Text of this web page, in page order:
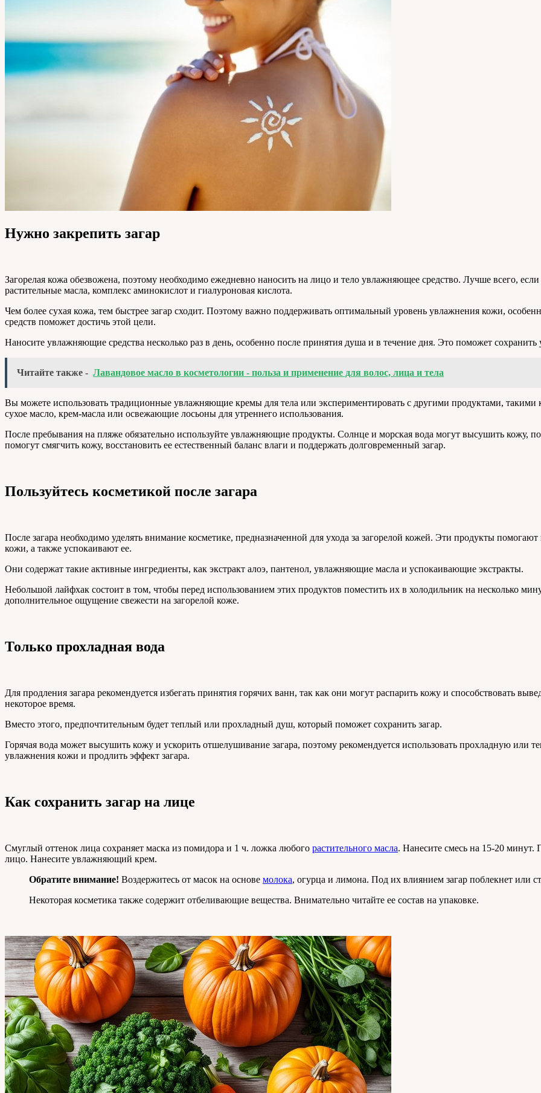
Нужно закрепить загар
Загорелая кожа обезвожена, поэтому необходимо ежедневно наносить на лицо и тело увлажняющее средство. Лучше всего,
растительные масла, комплекс аминокислот и гиалуроновая кислота.
Чем более сухая кожа, тем быстрее загар сходит. Поэтому важно поддерживать оптимальный уровень увлажнения кожи,
средств поможет достичь этой цели.
Наносите увлажняющие средства несколько раз в день, особенно после принятия душа и в течение дня. Это поможет
Читайте также - Лавандовое масло в косметологии - польза и применение для волос, лица и тела
Вы можете использовать традиционные увлажняющие кремы для тела или экспериментировать с другими продуктами,
сухое масло, крем-масла или освежающие лосьоны для утреннего использования.
После пребывания на пляже обязательно используйте увлажняющие продукты. Солнце и морская вода могут высушить кожу,
помогут смягчить кожу, восстановить ее естественный баланс влаги и поддержать долговременный загар.
Пользуйтесь косметикой после загара
После загара необходимо уделять внимание косметике, предназначенной для ухода за загорелой кожей. Эти продукты
кожи, а также успокаивают ее.
Они содержат такие активные ингредиенты, как экстракт алоэ, пантенол, увлажняющие масла и успокаивающие экстракты.
Небольшой лайфхак состоит в том, чтобы перед использованием этих продуктов поместить их в холодильник на несколько
дополнительное ощущение свежести на загорелой коже.
Только прохладная вода
Для продления загара рекомендуется избегать принятия горячих ванн, так как они могут распарить кожу и способствовать
некоторое время.
Вместо этого, предпочтительным будет теплый или прохладный душ, который поможет сохранить загар.
Горячая вода может высушить кожу и ускорить отшелушивание загара, поэтому рекомендуется использовать прохладную или
увлажнения кожи и продлить эффект загара.
Как сохранить загар на лице
Смуглый оттенок лица сохраняет маска из помидора и 1 ч. ложка любого растительного масла. Нанесите смесь на 15-20
лицо. Нанесите увлажняющий крем.
Обратите внимание! Воздержитесь от масок на основе молока, огурца и лимона. Под их влиянием загар поблекнет или
Некоторая косметика также содержит отбеливающие вещества. Внимательно читайте ее состав на упаковке.